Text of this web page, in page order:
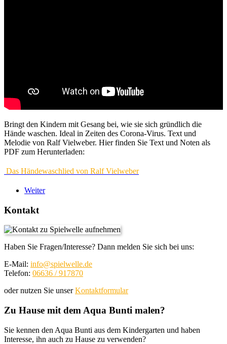
Bringt den Kindern mit Gesang bei, wie sie sich gründlich die
Hände waschen. Ideal in Zeiten des Corona-Virus. Text und
Melodie von Ralf Vielweber. Hier finden Sie Text und Noten als
PDF zum Herunterladen:
Das Händewaschlied von Ralf Vielweber
Weiter
Kontakt
Haben Sie Fragen/Interesse? Dann melden Sie sich bei uns:
E-Mail: info@spielwelle.de
Telefon: 06636 / 917870
oder nutzen Sie unserKontaktformular
Zu Hause mit dem Aqua Bunti malen?
Sie kennen den Aqua Bunti aus dem Kindergarten und haben
Interesse, ihn auch zu Hause zu verwenden?